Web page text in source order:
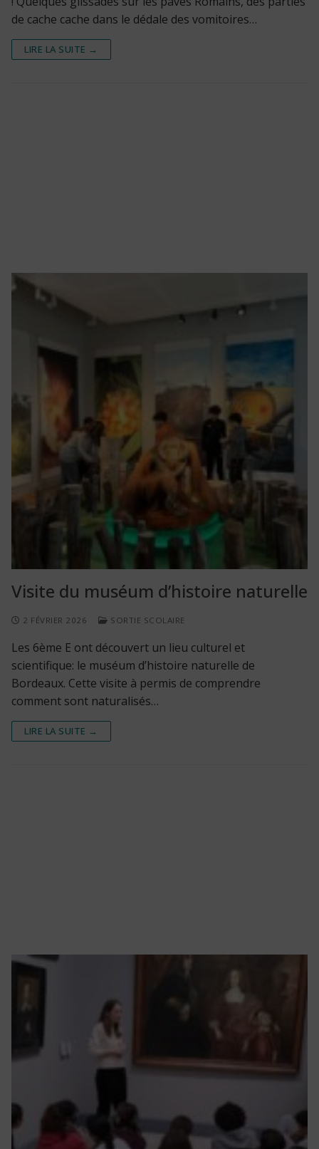
de cache cache dans le dédale des vomitoires…
LIRE LA SUITE →
Visite du muséum d’histoire naturelle
2 FÉVRIER 2026 SORTIE SCOLAIRE
Les 6ème E ont découvert un lieu culturel et
scientifique: le muséum d’histoire naturelle de
Bordeaux. Cette visite à permis de comprendre
comment sont naturalisés…
LIRE LA SUITE →